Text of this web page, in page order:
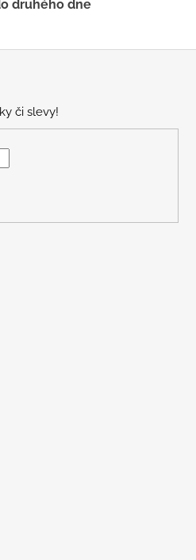
u
druhého dne
či slevy!